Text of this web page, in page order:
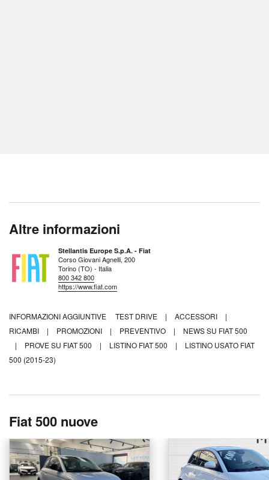
Altre informazioni
Stellantis Europe S.p.A. - Fiat
Corso Giovani Agnelli, 200
Torino (TO) - Italia
800 342 800
https://www.fiat.com
INFORMAZIONI AGGIUNTIVE TEST DRIVE | ACCESSORI
|
RICAMBI
| PROMOZIONI | PREVENTIVO |
NEWS SU FIAT 500
|
PROVE SU FIAT 500 | LISTINO FIAT 500 |
LISTINO USATO FIAT
500 (2015-23)
Fiat 500 nuove